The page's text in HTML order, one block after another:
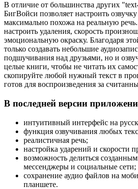
В отличие от большинства других
БигВойси позволяет настроить
максимально похожа на реальную
настроить удаления, скорость
эмоциональную окраску. Благодаря
только создавать небольшие
подшучивания над друзьями, но и
целые книги, чтобы не читать их
скопируйте любой нужный текст в
готов для воспроизведения за
В последней версии
интуитивный интерфейс на
функция озвучивания любых
реалистичная речь;
настройка ударений и скорости
возможность делиться
мессенджеры и социальные сети;
сохранение аудио файлов на
планшете.